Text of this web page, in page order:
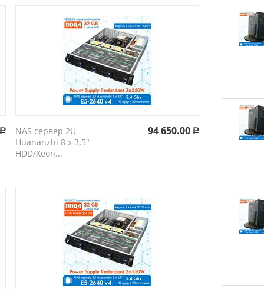
Р
NAS сервер 2U
Huananzhi 8 х 3,5"
HDD/Xeon...
94 650.00 Р